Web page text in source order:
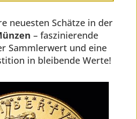
neuesten Schätze in der
– faszinierende
Sammlerwert und eine
in bleibende Werte!